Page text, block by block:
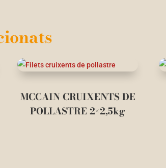
MCCAIN CRUIXENTS DE
POLLASTRE 2×2,5kg